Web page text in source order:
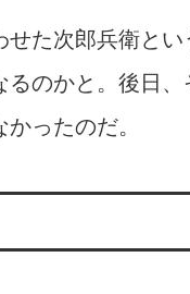
た次郎兵衛と
のかと。後日
ったのだ。